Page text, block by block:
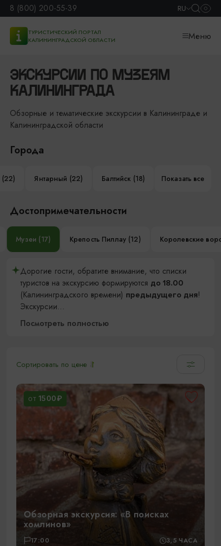
8 (800) 200-55-39 RU
ТУРИСТИЧЕСКИЙ ПОРТАЛ
КАЛИНИНГРАДСКОЙ ОБЛАСТИ
Меню
ЭКСКУРСИИ ПО МУЗЕЯМ
КАЛИНИНГРАДА
Обзорные и тематические экскурсии в Калининграде и
Калининградской области
Города
(22) Янтарный (22) Балтийск (18) Показать все
Достопримечательности
Музеи (17) Крепость Пиллау (12) Королевские
Дорогие гости, обратите внимание, что списки
туристов на экскурсию формируются до 18.00
(Калининградского времени) предыдущего дня!
Экскурсии...
Посмотреть полностью
Сортировать по цене
ОТ 1500₽
Обзорная экскурсия: «В поисках
хомлинов»
17:00 3,5 ЧАСА